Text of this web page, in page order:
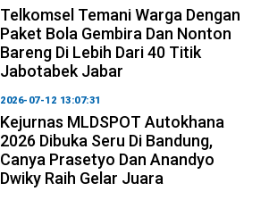
Telkomsel Temani Warga Dengan
Paket Bola Gembira Dan Nonton
Bareng Di Lebih Dari 40 Titik
Jabotabek Jabar
2026-07-12 13:07:31
Kejurnas MLDSPOT Autokhana
2026 Dibuka Seru Di Bandung,
Canya Prasetyo Dan Anandyo
Dwiky Raih Gelar Juara